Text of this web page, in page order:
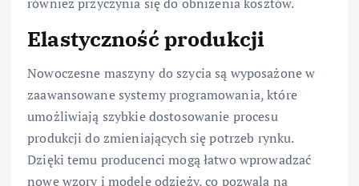
Elastyczność produkcji
Nowoczesne maszyny do szycia są wyposażone w
zaawansowane systemy programowania, które
umożliwiają szybkie dostosowanie procesu
produkcji do zmieniających się potrzeb rynku.
Dzięki temu producenci mogą łatwo wprowadzać
nowe wzory i modele odzieży, co pozwala na